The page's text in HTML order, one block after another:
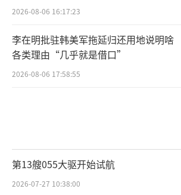
2026-08-06 16:17:23
李在明批驻韩美军拖延归还用地说明啥
各类理由“几乎就是借口”
2026-08-06 17:58:55
第13艘055大驱开始试航
2026-07-27 10:38:00